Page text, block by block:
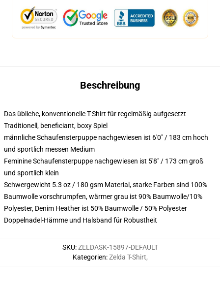
Beschreibung
Das übliche, konventionelle T-Shirt für regelmäßig aufgesetzt
Traditionell, beneficiant, boxy Spiel
männliche Schaufensterpuppe nachgewiesen ist 6'0" / 183 cm hoch
und sportlich messen Medium
Feminine Schaufensterpuppe nachgewiesen ist 5'8" / 173 cm groß
und sportlich klein
Schwergewicht 5.3 oz / 180 gsm Material, starke Farben sind 100%
Baumwolle vorschrumpfen, wärmer grau ist 90% Baumwolle/10%
Polyester, Denim Heather ist 50% Baumwolle / 50% Polyester
Doppelnadel-Hämme und Halsband für Robustheit
SKU:ZELDASK-15897-DEFAULT
Kategorien:Zelda T-Shirt,